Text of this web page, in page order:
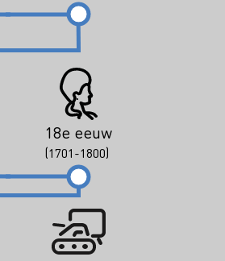
18e eeuw
(1701-1800)